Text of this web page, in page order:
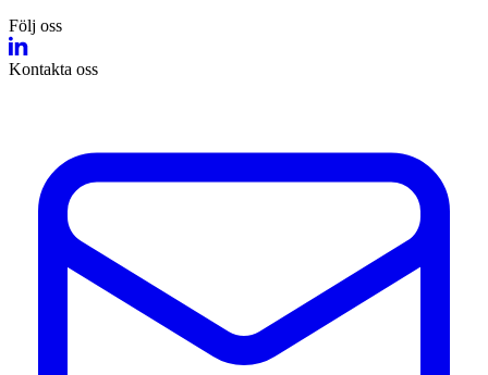
Följ oss
Kontakta oss